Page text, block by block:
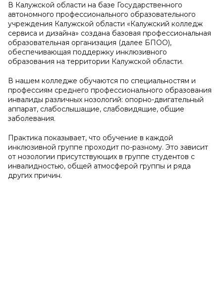
В Калужской области на базе Государственного
автономного профессионального образовательного
учреждения Калужской области «Калужский колледж
сервиса и дизайна» создана базовая профессиональная
образовательная организация (далее БПОО),
обеспечивающая поддержку инклюзивного
образования на территории Калужской области.
В нашем колледже обучаются по специальностям и
профессиям среднего профессионального образования
инвалиды различных нозологий: опорно-двигательный
аппарат, слабослышащие, слабовидящие, общие
заболевания.
Практика показывает, что обучение в каждой
инклюзивной группе проходит по-разному. Это зависит
от нозологии присутствующих в группе студентов с
инвалидностью, общей атмосферой группы и ряда
других причин.